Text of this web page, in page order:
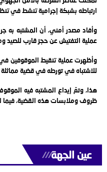
ارتباطه بشبكة إجرامية تنشط في
وأفاد مصدر أمني، أن المشتبه به
عملية التفتيش عن حجز قارب للصيد
وأظهرت عملية تنقيط الموقوفين
للاشتباه في تورطه في قضية مماثلة
هذا، وتمّ إيداع المشتبه فيه
ظروف وملابسات هذه القضية، فيما
عين الجهة///